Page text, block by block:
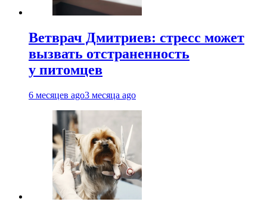
Ветврач Дмитриев: стресс может
вызвать отстраненность
у питомцев
6 месяцев ago3 месяца ago